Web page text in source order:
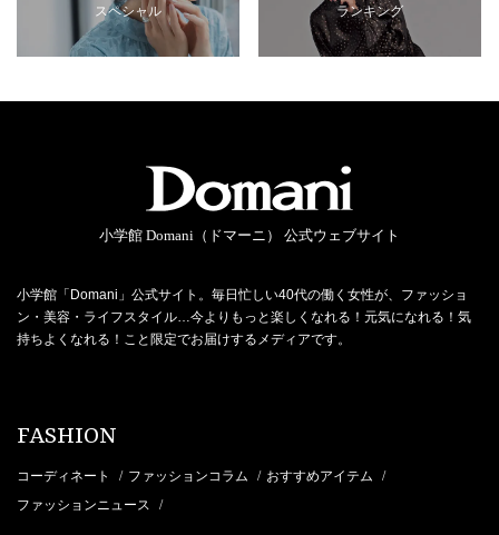
スペシャル ランキング
小学館 Domani（ドマーニ） 公式ウェブサイト
小学館「Domani」公式サイト。毎日忙しい40代の働く女性が、ファッショ
ン・美容・ライフスタイル…今よりもっと楽しくなれる！元気になれる！気
持ちよくなれる！こと限定でお届けするメディアです。
FASHION
コーディネート / ファッションコラム / おすすめアイテム /
ファッションニュース /